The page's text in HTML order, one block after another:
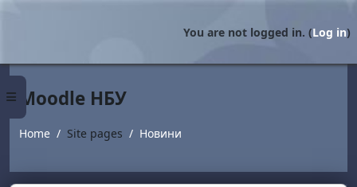
Side panel
You are not logged in. (Log in)
Moodle НБУ
Home Site pages Новини